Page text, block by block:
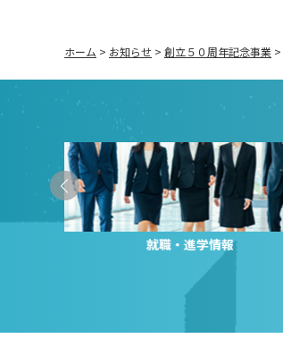
ホーム > お知らせ > 創立５０周年記念事業 >
就職・進学情報